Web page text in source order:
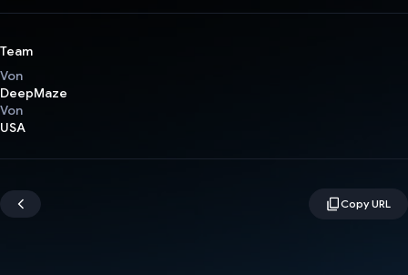
Team
Von
DeepMaze
Von
USA